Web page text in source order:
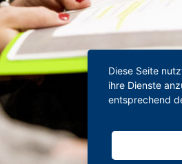
Diese Seite
ihre Dienste
entsprechend